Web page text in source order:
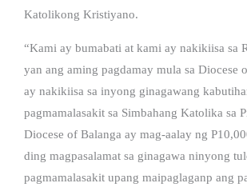
Katolikong Kristiyano.
“Kami ay bumabati at kami ay nakikiisa sa
yan ang aming pagdamay mula sa Diocese
ay nakikiisa sa inyong ginagawang
pagmamalasakit sa Simbahang Katolika sa
Diocese of Balanga ay mag-aalay ng
ding magpasalamat sa ginagawa ninyong
pagmamalasakit upang maipaglaganp ang